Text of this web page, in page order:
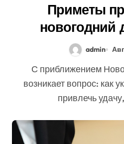
Приметы
новогодний
встретить
admin
С приближением Нового года у многих
возникает вопрос: как
привлечь